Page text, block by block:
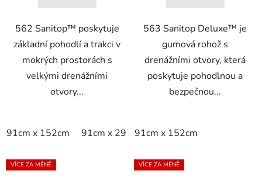
562 Sanitop™ poskytuje
základní pohodlí a trakci v
mokrých prostorách s
velkými drenážními
otvory...
91cm x 152cm 91cm x 297cm 91cm x 594cm
563 Sanitop Deluxe™ je
gumová rohož s
drenážními otvory, která
poskytuje pohodlnou a
bezpečnou...
91cm x 152cm
VÍCE ZA MÉNĚ VÍCE ZA MÉNĚ